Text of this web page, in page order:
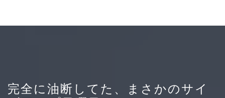
完全に油断してた、まさかのサイ